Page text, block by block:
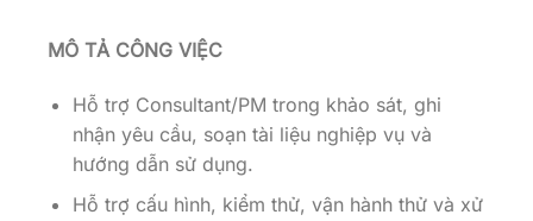
MÔ TẢ CÔNG VIỆC
Hỗ trợ Consultant/PM trong khảo sát, ghi
nhận yêu cầu, soạn tài liệu nghiệp vụ và
hướng dẫn sử dụng.
Hỗ trợ cấu hình, kiểm thử, vận hành thử và xử